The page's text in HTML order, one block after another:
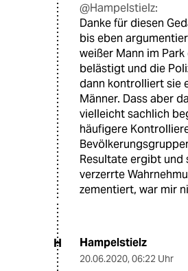
@Hampelstielz:
Danke für diesen
bis eben
weißer Mann im Park
belästigt und die
dann kontrolliert sie
Männer. Dass aber
vielleicht sachlich
häufigere
Resultate ergibt und
verzerrte
zementiert, war mir
H Hampelstielz
20.06.2020, 06:22 Uhr